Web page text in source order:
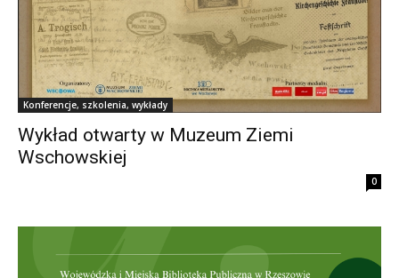
Konferencje, szkolenia, wykłady
Wykład otwarty w Muzeum Ziemi
Wschowskiej
0